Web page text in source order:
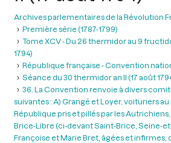
Archives parlementaires de la Révolution
Première série (1787-1799)
Tome XCV - Du 26 thermidor au 9
1794)
République française - Convention
Séance du 30 thermidor an II (17 août
36. La Convention renvoie à divers
suivantes : A) Grangé et Loyer, voituriers au
République pris et pillés par les
Brice-Libre (ci-devant Saint-Brice, Seine-
Françoise et Marie Bret, âgées et infirmes,